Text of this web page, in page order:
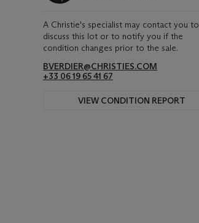
A Christie's specialist may contact you to
discuss this lot or to notify you if the
condition changes prior to the sale.
BVERDIER@CHRISTIES.COM
+33 06 19 65 41 67
VIEW CONDITION REPORT